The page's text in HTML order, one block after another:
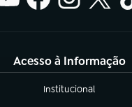
Acesso à Informação
Institucional
(abre em nova aba)